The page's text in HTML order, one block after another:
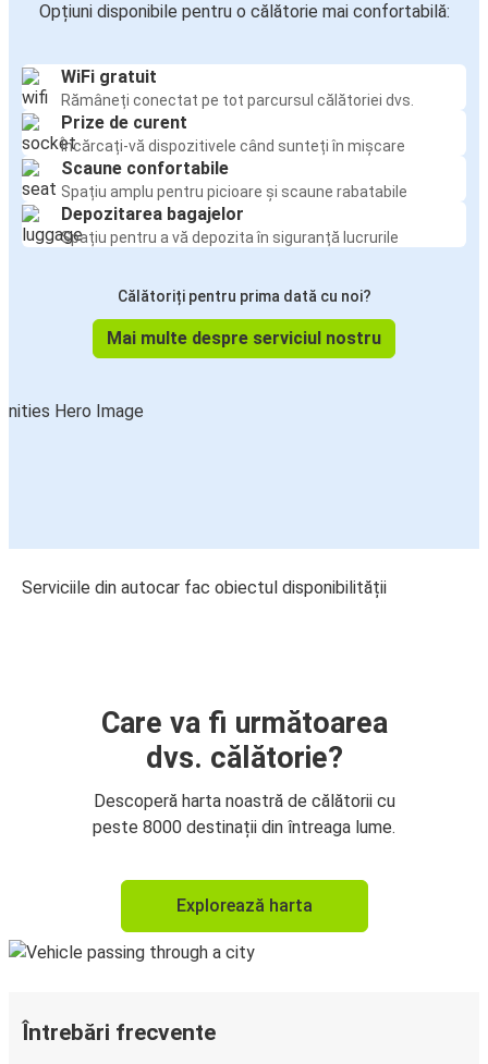
Opțiuni disponibile pentru o călătorie mai confortabilă:
WiFi gratuit
Rămâneți conectat pe tot parcursul călătoriei dvs.
Prize de curent
Încărcați-vă dispozitivele când sunteți în mișcare
Scaune confortabile
Spațiu amplu pentru picioare și scaune rabatabile
Depozitarea bagajelor
Spațiu pentru a vă depozita în siguranță lucrurile
Călătoriți pentru prima dată cu noi?
Mai multe despre serviciul nostru
Serviciile din autocar fac obiectul disponibilității
Care va fi următoarea
dvs. călătorie?
Descoperă harta noastră de călătorii cu
peste 8000 destinații din întreaga lume.
Explorează harta
Întrebări frecvente